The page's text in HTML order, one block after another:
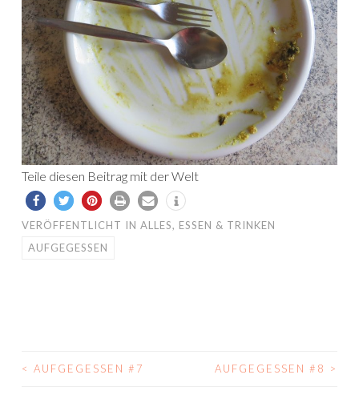
Teile diesen Beitrag mit der Welt
VERÖFFENTLICHT IN ALLES, ESSEN & TRINKEN
AUFGEGESSEN
BEITRAGS-
< AUFGEGESSEN #7 AUFGEGESSEN #8 >